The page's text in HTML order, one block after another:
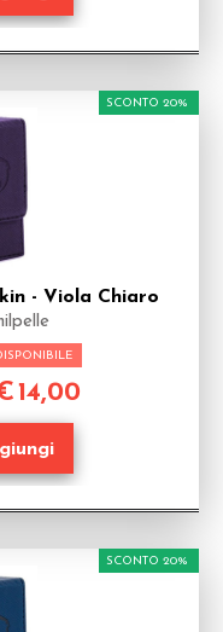
- Viola Chiaro
SCONTO 20%
14,00
SCONTO 20%